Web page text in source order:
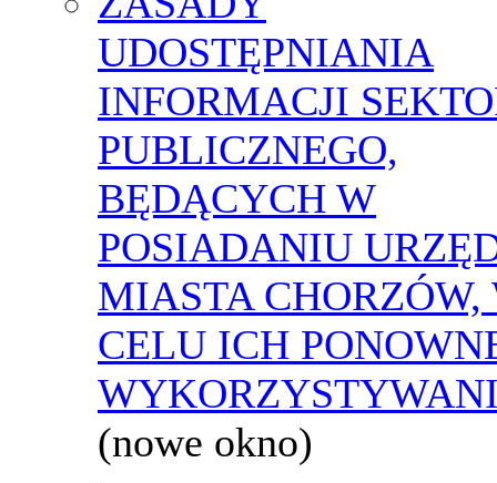
UDOSTĘPNIANIA
INFORMACJI
PUBLICZNEGO,
BĘDĄCYCH W
POSIADANIU
MIASTA CHORZÓW,
CELU ICH
(nowe okno)